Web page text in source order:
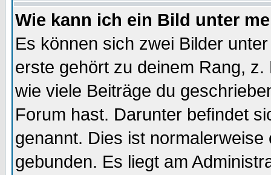
Wie kann ich ein Bild unter
Es können sich zwei Bilder
erste gehört zu deinem Rang,
wie viele Beiträge du
Forum hast. Darunter befindet
genannt. Dies ist
gebunden. Es liegt am